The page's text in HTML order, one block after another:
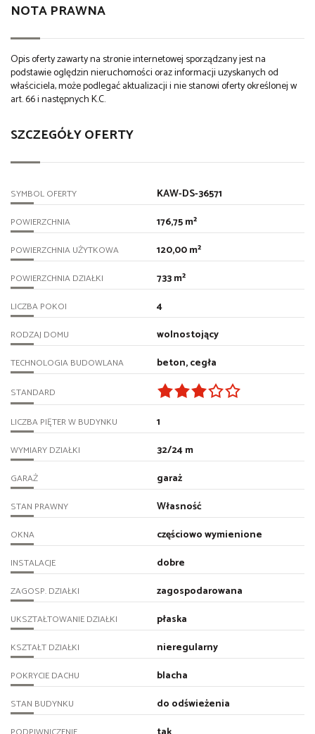
NOTA PRAWNA
Opis oferty zawarty na stronie internetowej sporządzany jest na
podstawie oględzin nieruchomości oraz informacji uzyskanych od
właściciela, może podlegać aktualizacji i nie stanowi oferty określonej w
art. 66 i następnych K.C.
SZCZEGÓŁY OFERTY
SYMBOL OFERTY KAW-DS-36571
POWIERZCHNIA 176,75 m²
POWIERZCHNIA UŻYTKOWA 120,00 m²
POWIERZCHNIA DZIAŁKI 733 m²
LICZBA POKOI 4
RODZAJ DOMU wolnostojący
TECHNOLOGIA BUDOWLANA beton, cegła
STANDARD
LICZBA PIĘTER W BUDYNKU 1
WYMIARY DZIAŁKI 32/24 m
GARAŻ garaż
STAN PRAWNY Własność
OKNA częściowo wymienione
INSTALACJE dobre
ZAGOSP. DZIAŁKI zagospodarowana
UKSZTAŁTOWANIE DZIAŁKI płaska
KSZTAŁT DZIAŁKI nieregularny
POKRYCIE DACHU blacha
STAN BUDYNKU do odświeżenia